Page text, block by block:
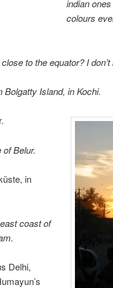
indian
colours
to the equator? I
Island, in Kochi.
Belur.
in
coast of
Delhi,